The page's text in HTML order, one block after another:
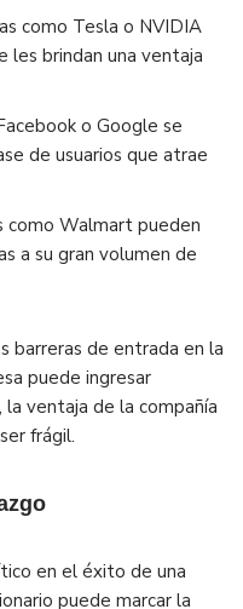
como Tesla o NVIDIA
les brindan una ventaja
o Google se
de usuarios que atrae
como Walmart pueden
a su gran volumen de
barreras de entrada en la
puede ingresar
ventaja de la compañía
frágil.
en el éxito de una
puede marcar la